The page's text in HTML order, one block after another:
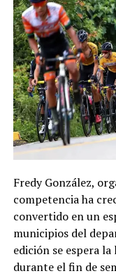
Fredy González,
competencia ha
convertido en un
municipios del
edición se espera
durante el fin de